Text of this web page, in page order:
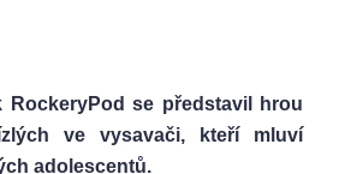
RockeryPod se představil hrou
ve vysavači, kteří mluví
adolescentů.